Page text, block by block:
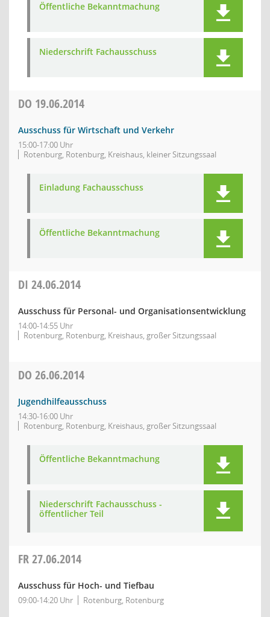
Öffentliche Bekanntmachung
Niederschrift Fachausschuss
DO 19.06.2014
Ausschuss für Wirtschaft und Verkehr
15:00-17:00 Uhr
Rotenburg, Rotenburg, Kreishaus, kleiner Sitzungssaal
Einladung Fachausschuss
Öffentliche Bekanntmachung
DI 24.06.2014
Ausschuss für Personal- und Organisationsentwicklung
14:00-14:55 Uhr
Rotenburg, Rotenburg, Kreishaus, großer Sitzungssaal
DO 26.06.2014
Jugendhilfeausschuss
14:30-16:00 Uhr
Rotenburg, Rotenburg, Kreishaus, großer Sitzungssaal
Öffentliche Bekanntmachung
Niederschrift Fachausschuss -
öffentlicher Teil
FR27.06.2014
Ausschuss für Hoch- und Tiefbau
09:00-14:20 Uhr Rotenburg, Rotenburg